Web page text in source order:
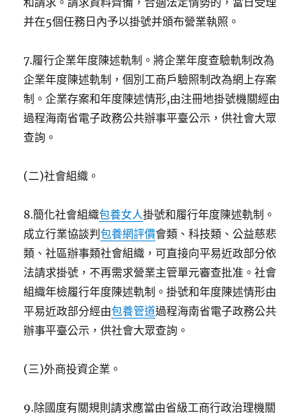
并在5個任務日內予以掛號并頒布營業執照。
7.履行企業年度陳述軌制。將企業年度查驗軌制改為
企業年度陳述軌制，個別工商戶驗照制改為網上存案
制。企業存案和年度陳述情形,由注冊地掛號機關經由
過程海南省電子政務公共辦事平臺公示，供社會大眾
查詢。
(二)社會組織。
8.簡化社會組織包養女人掛號和履行年度陳述軌制。
成立行業協談判包養網評價會類、科技類、公益慈悲
類、社區辦事類社會組織，可直接向平易近政部分依
法請求掛號，不再需求營業主管單元審查批准。社會
組織年檢履行年度陳述軌制。掛號和年度陳述情形由
平易近政部分經由包養管道過程海南省電子政務公共
辦事平臺公示，供社會大眾查詢。
(三)外商投資企業。
9.除國度有關規則請求應當由省級工商行政治理機關